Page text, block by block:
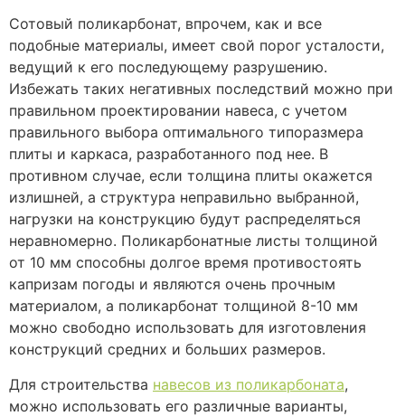
Сотовый поликарбонат, впрочем, как и все
подобные материалы, имеет свой порог усталости,
ведущий к его последующему разрушению.
Избежать таких негативных последствий можно при
правильном проектировании навеса, с учетом
правильного выбора оптимального типоразмера
плиты и каркаса, разработанного под нее. В
противном случае, если толщина плиты окажется
излишней, а структура неправильно выбранной,
нагрузки на конструкцию будут распределяться
неравномерно. Поликарбонатные листы толщиной
от 10 мм способны долгое время противостоять
капризам погоды и являются очень прочным
материалом, а поликарбонат толщиной 8-10 мм
можно свободно использовать для изготовления
конструкций средних и больших размеров.
Для строительства навесов из поликарбоната,
можно использовать его различные варианты,